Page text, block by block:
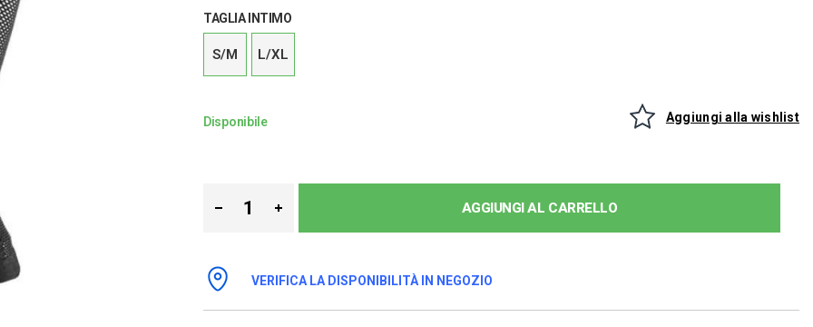
TAGLIA INTIMO
S/M L/XL
Disponibile Aggiungi alla wishlist
AGGIUNGI AL CARRELLO
VERIFICA LA DISPONIBILITÀ IN NEGOZIO